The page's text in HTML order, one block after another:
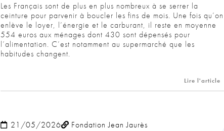
Les Français sont de plus en plus nombreux à se serrer la
ceinture pour parvenir à boucler les fins de mois. Une fois qu’on
enlève le loyer, l’énergie et le carburant, il reste en moyenne
554 euros aux ménages dont 430 sont dépensés pour
l’alimentation. C’est notamment au supermarché que les
habitudes changent.
Lire l'article
21/05/2026 Fondation Jean Jaurès